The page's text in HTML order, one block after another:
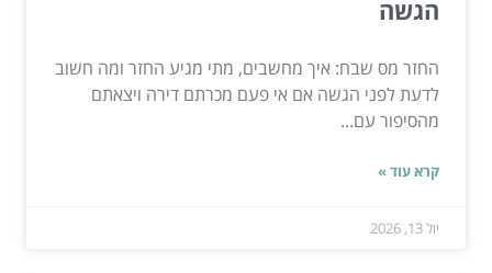
הגשה
החזר מס שבח: איך מחשבים, מתי מגיע החזר ומה חשוב
לדעת לפני הגשה אם אי פעם מכרתם דירה ויצאתם
מהסיפור עם...
קרא עוד »
יול 13, 2026